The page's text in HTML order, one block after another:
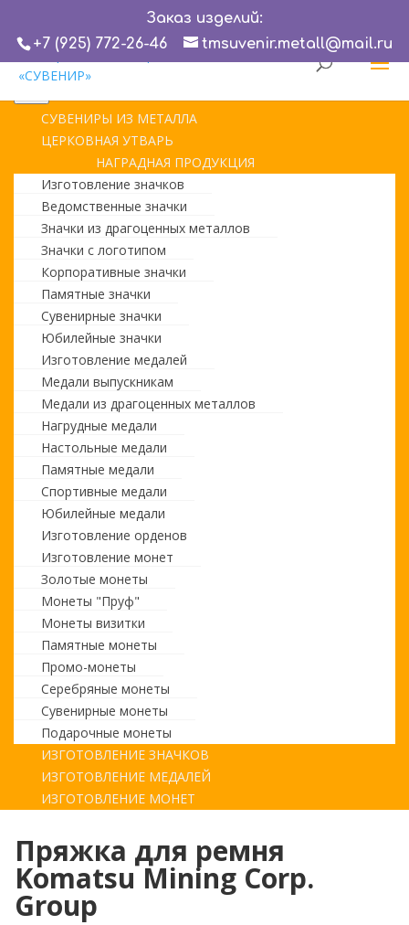
Заказ изделий:
+7 (925) 772-26-46
tmsuvenir.metall@mail.ru
Search
СУВЕНИРЫ ИЗ МЕТАЛЛА
ЦЕРКОВНАЯ УТВАРЬ
НАГРАДНАЯ ПРОДУКЦИЯ
Изготовление значков
Ведомственные значки
Значки из драгоценных металлов
Значки с логотипом
Корпоративные значки
Памятные значки
Сувенирные значки
Юбилейные значки
Изготовление медалей
Медали выпускникам
Медали из драгоценных металлов
Нагрудные медали
Настольные медали
Памятные медали
Спортивные медали
Юбилейные медали
Изготовление орденов
Изготовление монет
Золотые монеты
Монеты "Пруф"
Монеты визитки
Памятные монеты
Промо-монеты
Серебряные монеты
Сувенирные монеты
Подарочные монеты
ИЗГОТОВЛЕНИЕ ЗНАЧКОВ
ИЗГОТОВЛЕНИЕ МЕДАЛЕЙ
ИЗГОТОВЛЕНИЕ МОНЕТ
Пряжка для ремня
Komatsu Mining Corp.
Group